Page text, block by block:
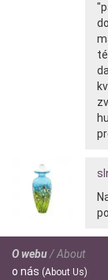
O webu/ About
o nás (About Us)